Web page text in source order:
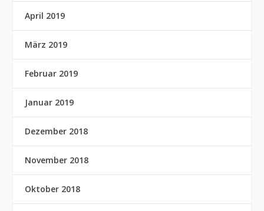
April 2019
März 2019
Februar 2019
Januar 2019
Dezember 2018
November 2018
Oktober 2018